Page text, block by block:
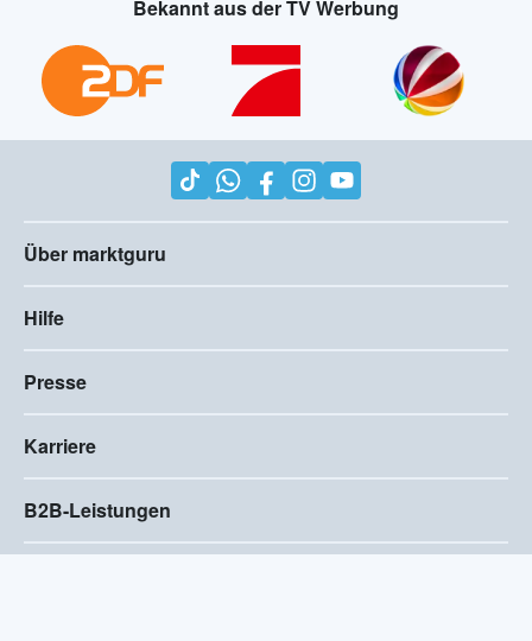
Bekannt aus der TV Werbung
Über marktguru
Hilfe
Presse
Karriere
B2B-Leistungen